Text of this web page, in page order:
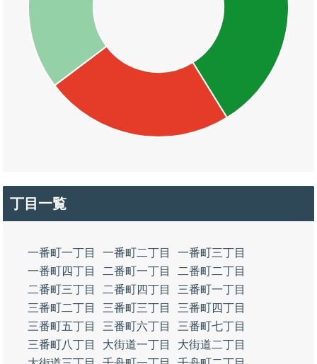
丁目一覧
一番町一丁目 一番町二丁目
一番町三丁目
一番町四丁目
二番町一丁目
二番町二丁目
二番町三丁目
二番町四丁目
三番町一丁目
三番町二丁目
三番町三丁目
三番町四丁目
三番町五丁目
三番町六丁目
三番町七丁目
三番町八丁目
大街道一丁目
大街道二丁目